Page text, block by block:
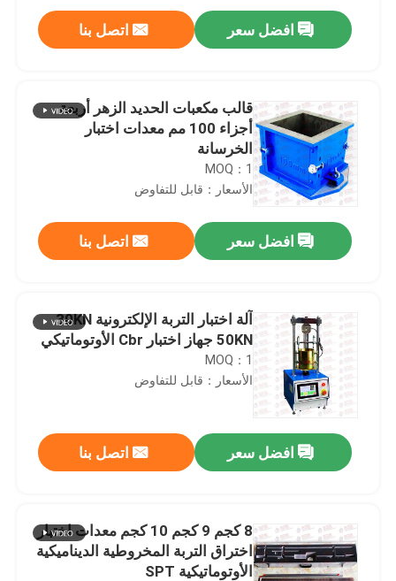
افضل سعر اتصل بنا
قالب مكعبات الحديد الزهر أربعة
أجزاء 100 مم معدات اختبار
الخرسانة
MOQ：1
الأسعار：قابل للتفاوض
افضل سعر اتصل بنا
آلة اختبار التربة الإلكترونية 30KN
50KN جهاز اختبار Cbr الأوتوماتيكي
MOQ：1
الأسعار：قابل للتفاوض
افضل سعر اتصل بنا
8 كجم 9 كجم 10 كجم معدات اختبار
اختراق التربة المخروطية الديناميكية
الأوتوماتيكية SPT